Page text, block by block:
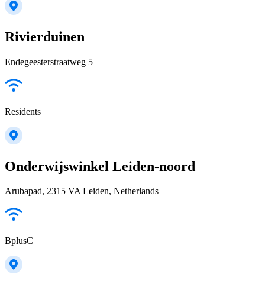
Rivierduinen
Endegeesterstraatweg 5
Residents
Onderwijswinkel Leiden-noord
Arubapad, 2315 VA Leiden, Netherlands
BplusC